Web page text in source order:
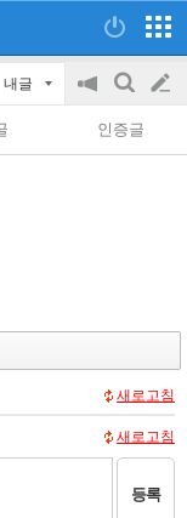
내글
공
on/off
검
색
글
쓰
인증글
새로고침
새로고침
등록